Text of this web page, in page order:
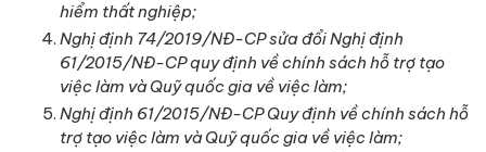
hiểm thất nghiệp;
Nghị định 74/2019/NĐ-CP sửa đổi Nghị định
61/2015/NĐ-CP quy định về chính sách hỗ trợ tạo
việc làm và Quỹ quốc gia về việc làm;
Nghị định 61/2015/NĐ-CP Quy định về chính sách hỗ
trợ tạo việc làm và Quỹ quốc gia về việc làm;